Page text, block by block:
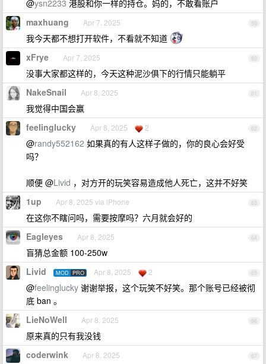
@ysn2233 港股和你一样的持仓。妈的，不敢看账户
59
maxhuang Apr 7, 2025
我今天都不想打开软件，不看就不知道
60
xFrye Apr 7, 2025
没事大家都这样的，今天这种泥沙俱下的行情只能躺平
61
NakeSnail Apr 8, 2025
我觉得中国会赢
62
feelinglucky Apr 8, 2025 2
@randy552162 如果真的有人这样子做的，你的良心会好受
吗？
顺便 @Livid ，对方开的玩笑容易造成他人死亡，这并不好笑
63
1up Apr 8, 2025 via iPhone
在这你不瞎问吗，需要按摩吗？六月就会好的
64
Eagleyes Apr 8, 2025
盲猜总金额 100-250w
65
Livid MOD PRO Apr 8, 2025 2
@feelinglucky 谢谢举报，这个玩笑不好笑。那个账号已经被彻
底 ban 。
66
LieNoWell Apr 8, 2025
原来真的只有我没钱
67
coderwink Apr 8, 2025